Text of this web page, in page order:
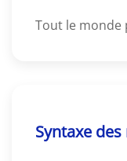
Tout le monde
Syntaxe